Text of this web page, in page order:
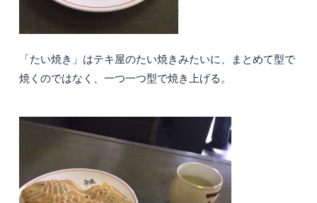
「たい焼き」はテキ屋のたい焼きみたいに、まとめて型で
焼くのではなく、一つ一つ型で焼き上げる。